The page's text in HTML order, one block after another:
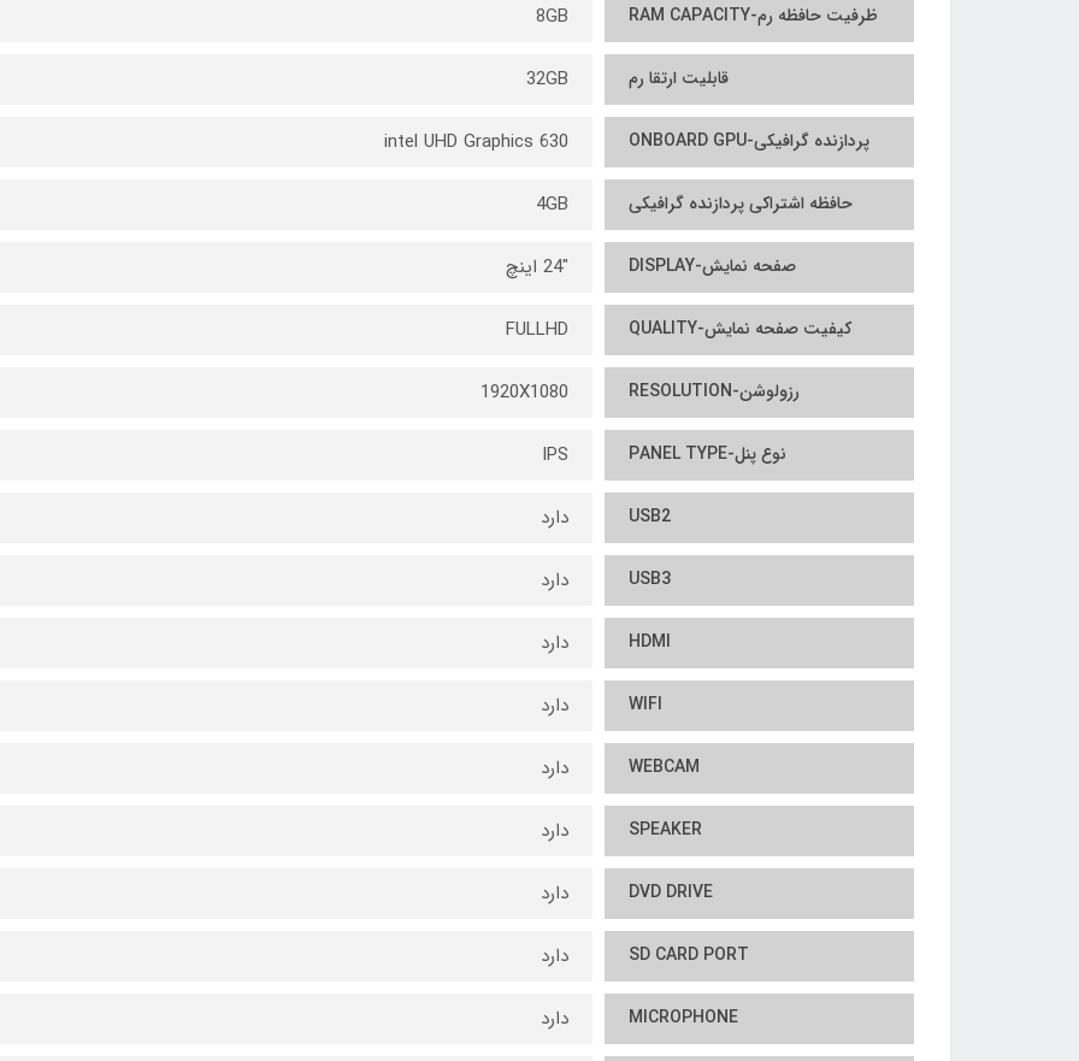
ظرفیت حافظه رم-RAM CAPACITY 8GB
قابلیت ارتقا رم 32GB
پردازنده گرافیکی-ONBOARD GPU intel UHD Graphics 630
حافظه اشتراکی پردازنده گرافیکی 4GB
صفحه نمایش-DISPLAY "24 اینچ
کیفیت صفحه نمایش-QUALITY FULLHD
رزولوشن-RESOLUTION 1920X1080
نوع پنل-PANEL TYPE IPS
USB2 دارد
USB3 دارد
HDMI دارد
WIFI دارد
WEBCAM دارد
SPEAKER دارد
DVD DRIVE دارد
SD CARD PORT دارد
MICROPHONE دارد